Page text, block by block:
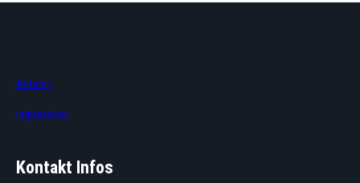
Anfahrt
Impressum
Kontakt Infos